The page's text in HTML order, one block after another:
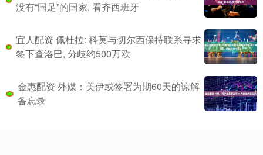
没有“国足”的国家, 看齐西班牙
宜人配资 佩杜拉: 科莫与切尔西保持联系寻求
签下查洛巴, 分歧约500万欧
金惠配资 外媒：美伊或签署为期60天的谅解
备忘录